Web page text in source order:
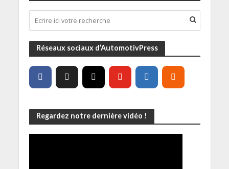
Réseaux sociaux d’AutomotivPress
Regardez notre dernière vidéo !